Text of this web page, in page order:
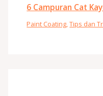
6 Campuran Cat
Paint Coating,Tips dan